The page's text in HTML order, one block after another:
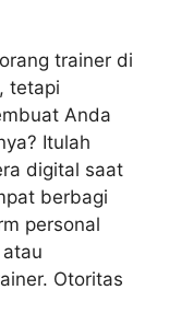
trainer di
tetapi
Anda
Itulah
digital saat
berbagi
personal
Otoritas